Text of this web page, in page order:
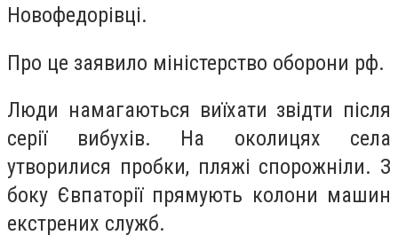
Новофедорівці.
Про це заявило міністерство оборони рф.
Люди намагаються виїхати звідти після
серії вибухів. На околицях села
утворилися пробки, пляжі спорожніли. З
боку Євпаторії прямують колони машин
екстрених служб.